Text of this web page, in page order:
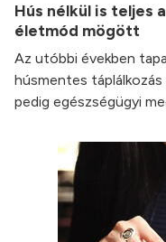
Hús nélkül is teljes
életmód mögött
Az utóbbi években
húsmentes táplálkozás
pedig egészségügyi